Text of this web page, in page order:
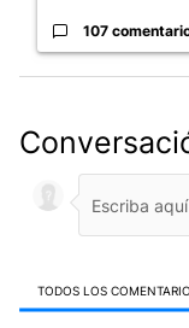
107
TODOS LOS